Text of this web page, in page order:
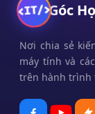
Góc
Nơi chia sẻ
máy tính và
trên hành trình